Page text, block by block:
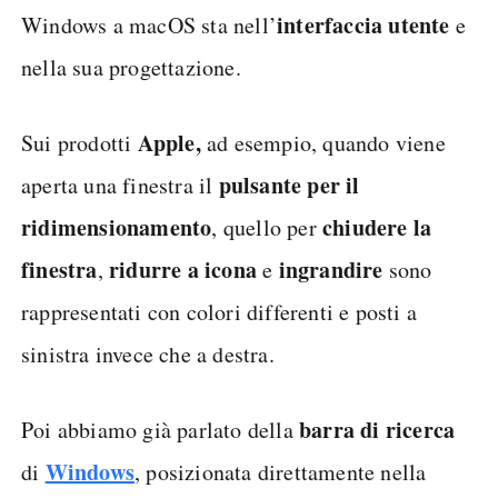
Windows a macOS sta nell’interfaccia utente e
nella sua progettazione.
Sui prodotti Apple,ad esempio, quando viene
aperta una finestra il pulsante per il
ridimensionamento, quello perchiudere la
finestra,ridurre a iconae ingrandire sono
rappresentati con colori differenti e posti a
sinistra invece che a destra.
Poi abbiamo già parlato dellabarradi ricerca
di Windows, posizionata direttamente nella